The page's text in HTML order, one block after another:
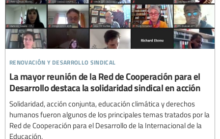
renovación y desarrollo sindical
La mayor reunión de la Red de Cooperación para el
Desarrollo destaca la solidaridad sindical en acción
Solidaridad, acción conjunta, educación climática y derechos
humanos fueron algunos de los principales temas tratados por la
Red de Cooperación para el Desarrollo de la Internacional de la
Educación.